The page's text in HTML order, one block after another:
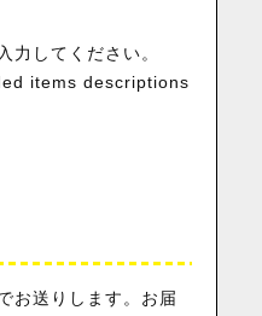
力してください。
items descriptions
お送りします。お届